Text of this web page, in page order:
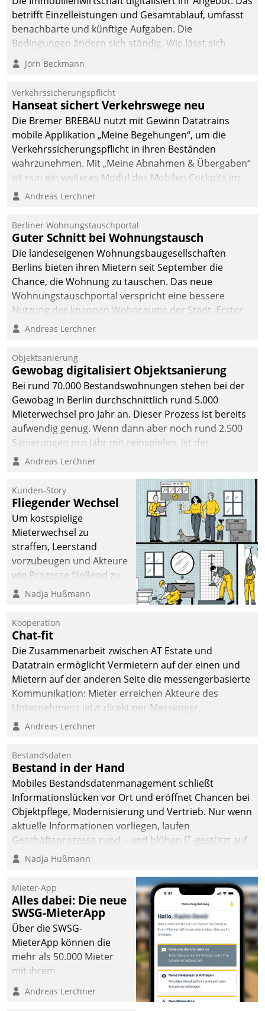
betrifft Einzelleistungen und Gesamtablauf, umfasst
benachbarte und künftige Aufgaben. Die
Bedingungen ändern sich ständig. Wie lässt sich
technisch die Kontrolle wahren und zugleich Freiraum
fürs Wachsen öffnen?
Jörn Beckmann
Verkehrssicherungspflicht
Hanseat sichert Verkehrswege neu
Die Bremer BREBAU nutzt mit Gewinn Datatrains
mobile Applikation „Meine Begehungen“, um die
Verkehrssicherungspflicht in ihren Beständen
wahrzunehmen. Mit „Meine Abnahmen & Übergaben“
ist nun ein weiteres Modul des Mobilen Cockpits im
Einsatz.
Andreas Lerchner
Berliner Wohnungstauschportal
Guter Schnitt bei Wohnungstausch
Die landeseigenen Wohnungsbaugesellschaften
Berlins bieten ihren Mietern seit September die
Chance, die Wohnung zu tauschen. Das neue
Wohnungstauschportal verspricht eine bessere
Nutzung des knappen Wohnraums der Stadt. Erster
Anwendungsfall für Datatrains Lösung API-Hub mit
Unternehmen.
Andreas Lerchner
Objektsanierung
Gewobag digitalisiert Objektsanierung
Bei rund 70.000 Bestandswohnungen stehen bei der
Gewobag in Berlin durchschnittlich rund 5.000
Mieterwechsel pro Jahr an. Dieser Prozess ist bereits
aufwendig genug. Wenn dann aber noch rund 2.500
Sanierungen pro Jahr mit reinspielen, ist der
Betreuungs- und Organisationsaufwand immens. Im
kommunale Wohnungsbauunternehmen daher
gemeinsam mit der Berliner Datatrain GmbH den
Teilprozess der Objektsanierung digitalisiert.
Andreas Lerchner
Kunden-Story
Fliegender Wechsel
Um kostspielige
Mieterwechsel zu
straffen, Leerstand
vorzubeugen und Akteure
wie Prozesse fließend zu
vernetzen, nutzt die
Jahresbeginn eine
Überblick, Einsicht und
Eingriff bietende Lösung.
Zur Entwicklung setzte
man auf
Cloudtechnologie,
bewährte und Startup-
agile Projektmethoden.
Nadja Hußmann
Kooperation
Chat-fit
Die Zusammenarbeit zwischen AT Estate und
Datatrain ermöglicht Vermietern auf der einen und
Mietern auf der anderen Seite die messengerbasierte
Kommunikation: Mieter erreichen Akteure des
Unternehmens jetzt direkt per Messenger,
Mitarbeiter oder Dienstleister empfangen oder
Andreas Lerchner
Bestandsdaten
Bestand in der Hand
Mobiles Bestandsdatenmanagement schließt
Informationslücken vor Ort und eröffnet Chancen bei
Objektpflege, Modernisierung und Vertrieb. Nur wenn
aktuelle Informationen vorliegen, laufen
Geschäftsprozesse rund – und blühen IT-gestützt auf.
Nadja Hußmann
Mieter-App
Alles dabei: Die neue
SWSG-MieterApp
Über die SWSG-
MieterApp können die
mehr als 50.000 Mieter
mit ihrem
Wohnungsunternehmen
kommunizieren, auf dem
Andreas Lerchner